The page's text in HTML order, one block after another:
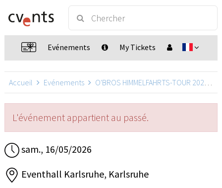
Evénements My Tickets
Accueil Evénements O'BROS HIMMELFAHRTS-TOUR 2026
L'événement appartient au passé.
sam., 16/05/2026
Eventhall Karlsruhe, Karlsruhe